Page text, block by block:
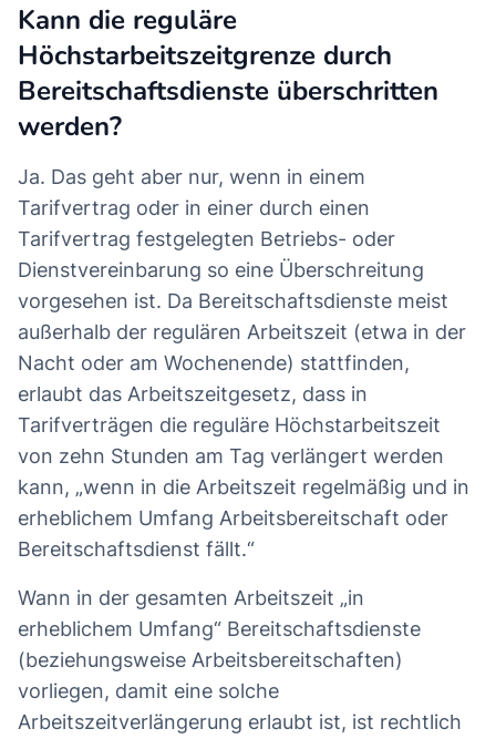
Kann die reguläre
Höchstarbeitszeitgrenze durch
Bereitschaftsdienste überschritten
werden?
Ja. Das geht aber nur, wenn in einem
Tarifvertrag oder in einer durch einen
Tarifvertrag festgelegten Betriebs- oder
Dienstvereinbarung so eine Überschreitung
vorgesehen ist. Da Bereitschaftsdienste meist
außerhalb der regulären Arbeitszeit (etwa in der
Nacht oder am Wochenende) stattfinden,
erlaubt das Arbeitszeitgesetz, dass in
Tarifverträgen die reguläre Höchstarbeitszeit
von zehn Stunden am Tag verlängert werden
kann, „wenn in die Arbeitszeit regelmäßig und in
erheblichem Umfang Arbeitsbereitschaft oder
Bereitschaftsdienst fällt.“
Wann in der gesamten Arbeitszeit „in
erheblichem Umfang“ Bereitschaftsdienste
(beziehungsweise Arbeitsbereitschaften)
vorliegen, damit eine solche
Arbeitszeitverlängerung erlaubt ist, ist rechtlich